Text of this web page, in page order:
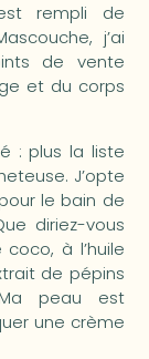
rempli de
j’ai
de vente
et du corps
: plus la liste
J’opte
le bain de
diriez-vous
coco, à l’huile
de pépins
peau est
une crème